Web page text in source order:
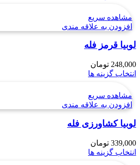
مشاهده سریع
افزودن به علاقه مندی
لوبيا قرمز فله
248,000 تومان
انتخاب گزینه ها
مشاهده سریع
افزودن به علاقه مندی
لوبیا كشاورزی فله
339,000 تومان
انتخاب گزینه ها